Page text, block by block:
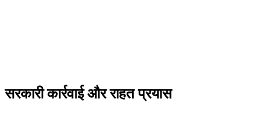
सरकारी कार्रवाई और राहत प्रयास